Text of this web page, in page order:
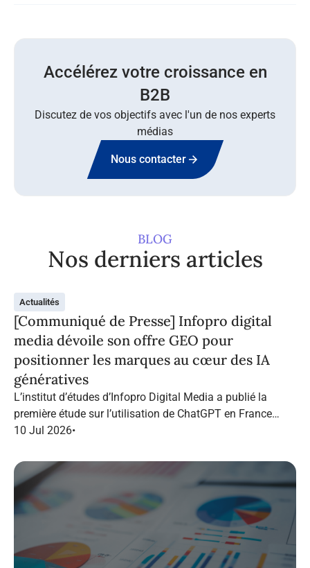
Accélérez votre croissance en
B2B
Discutez de vos objectifs avec l'un de nos experts
médias
Nous contacter
BLOG
Nos derniers articles
Actualités
[Communiqué de Presse] Infopro digital
media dévoile son offre GEO pour
positionner les marques au cœur des IA
génératives
L’institut d’études d’Infopro Digital Media a publié la
première étude sur l’utilisation de ChatGPT en France
dans le marketing B2B.
10 Jul 2026•